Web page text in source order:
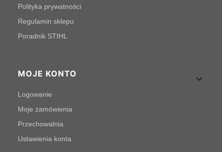
Polityka prywatności
Regulamin sklepu
Poradnik STIHL
MOJE KONTO
Logowanie
Moje zamówienia
Przechowalnia
Ustawienia konta